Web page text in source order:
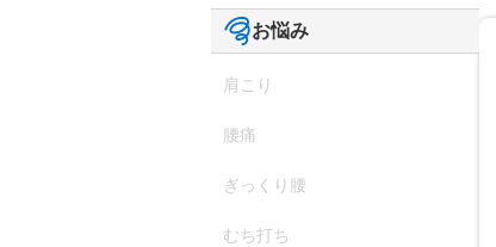
お悩み
肩こり
腰痛
ぎっくり腰
むち打ち